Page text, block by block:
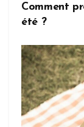
Comment
été ?